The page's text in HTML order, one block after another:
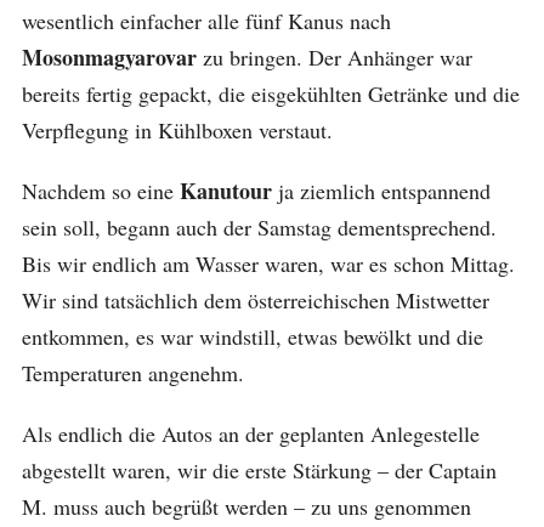
wesentlich einfacher alle fünf Kanus nach
Mosonmagyarovarzu bringen. Der Anhänger war
bereits fertig gepackt, die eisgekühlten Getränke und die
Verpflegung in Kühlboxen verstaut.
Nachdem so eine Kanutourja ziemlich entspannend
sein soll, begann auch der Samstag dementsprechend.
Bis wir endlich am Wasser waren, war es schon Mittag.
Wir sind tatsächlich dem österreichischen Mistwetter
entkommen, es war windstill, etwas bewölkt und die
Temperaturen angenehm.
Als endlich die Autos an der geplanten Anlegestelle
abgestellt waren, wir die erste Stärkung – der Captain
M. muss auch begrüßt werden – zu uns genommen